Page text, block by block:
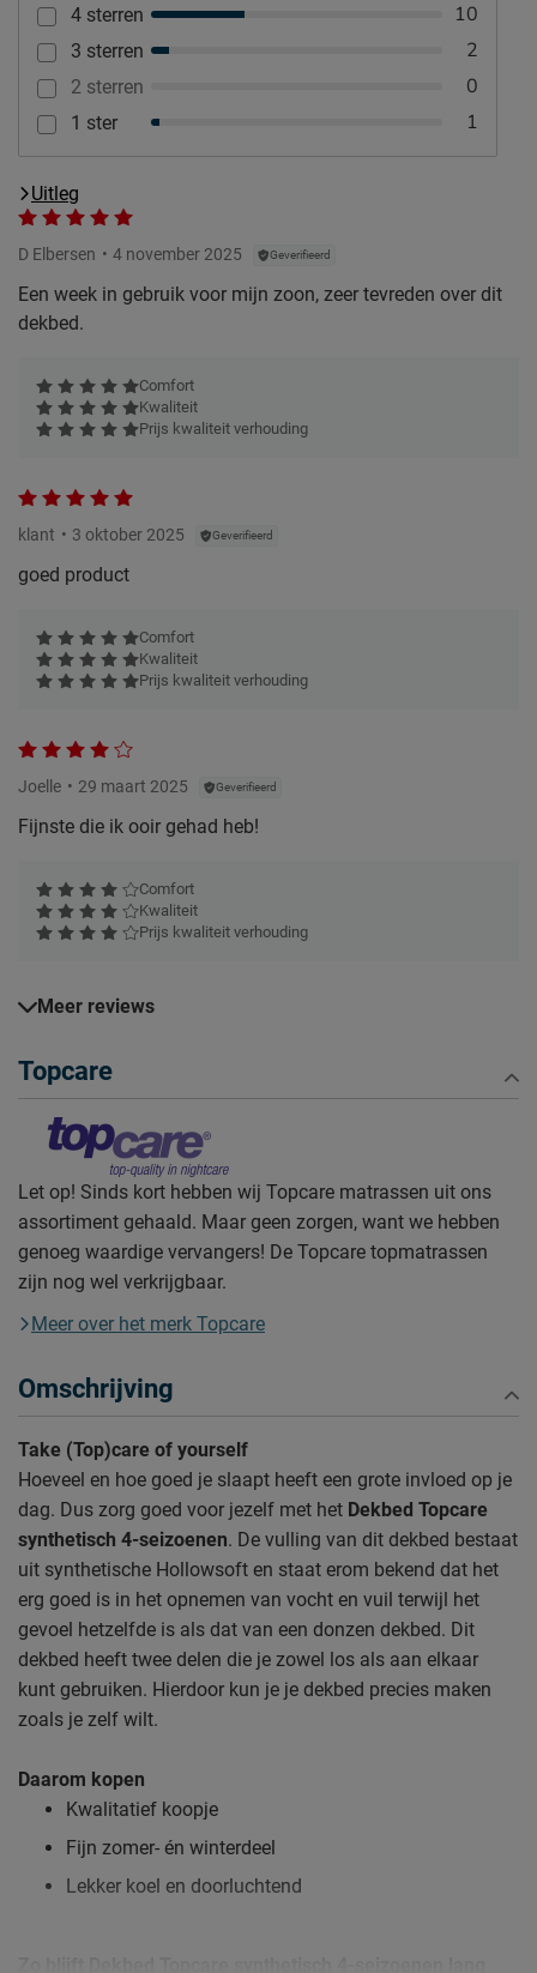
4 sterren 10
3 sterren 2
2 sterren 0
1 ster 1
Uitleg
D Elbersen 4 november 2025 Geverifieerd
Een week in gebruik voor mijn zoon, zeer tevreden over dit
dekbed.
Comfort
Kwaliteit
Prijs kwaliteit verhouding
klant 3 oktober 2025 Geverifieerd
goed product
Comfort
Kwaliteit
Prijs kwaliteit verhouding
Joelle 29 maart 2025 Geverifieerd
Fijnste die ik ooir gehad heb!
Comfort
Kwaliteit
Prijs kwaliteit verhouding
Meer reviews
Topcare
Let op! Sinds kort hebben wij Topcare matrassen uit ons
assortiment gehaald. Maar geen zorgen, want we hebben
genoeg waardige vervangers! De Topcare topmatrassen
zijn nog wel verkrijgbaar.
Meer over het merk Topcare
Omschrijving
Take (Top)care of yourself
Hoeveel en hoe goed je slaapt heeft een grote invloed op je
dag. Dus zorg goed voor jezelf met het Dekbed Topcare
synthetisch 4-seizoenen. De vulling van dit dekbed bestaat
uit synthetische Hollowsoft en staat erom bekend dat het
erg goed is in het opnemen van vocht en vuil terwijl het
gevoel hetzelfde is als dat van een donzen dekbed. Dit
dekbed heeft twee delen die je zowel los als aan elkaar
kunt gebruiken. Hierdoor kun je je dekbed precies maken
zoals je zelf wilt.
Daarom kopen
Kwalitatief koopje
Fijn zomer- én winterdeel
Lekker koel en doorluchtend